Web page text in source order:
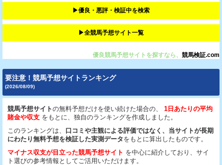
▶︎優良・悪評・検証中を検索
▶︎全競馬予想サイト一覧
優良競馬予想サイトを探すなら、 競馬検証.com
要注意！競馬予想サイトランキング
(2026/08/09)
競馬予想サイトの無料予想だけを使い続けた場合の、
1日あたりの平均
賭金や収支 をもとに、独自のランキングを作成しました。
このランキングは、 口コミや主観による評価ではなく、当サイトが長期
にわたり無料予想を検証した実測データをもとに算出したものです。
マイナス収支が目立った競馬予想サイト を中心に紹介しており、サイ
ト選びの参考情報としてご活用いただけます。